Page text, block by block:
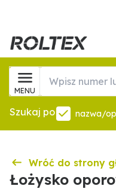
MENU
Szukaj po nazwa/
Wróć do strony
Łożysko